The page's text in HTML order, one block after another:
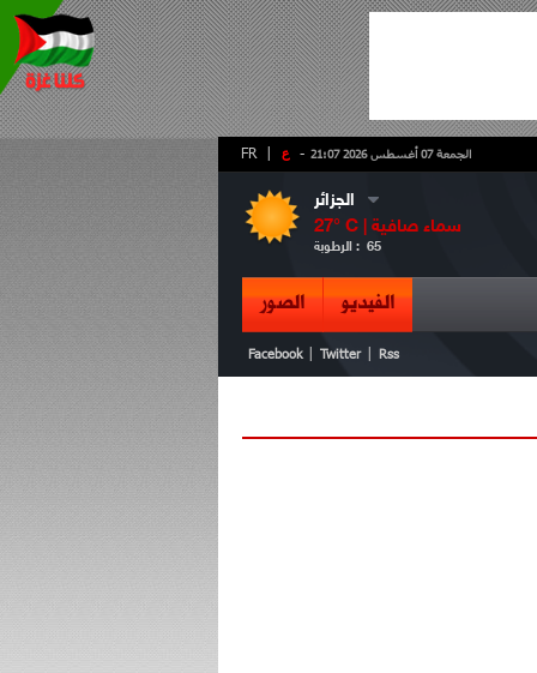
- ع FR الجمعة 07 أغسطس 2026 21:07
الجزائر
27° C | سماء صافية
الرطوبة : 65
الفيديو الصور
Facebook Twitter Rss